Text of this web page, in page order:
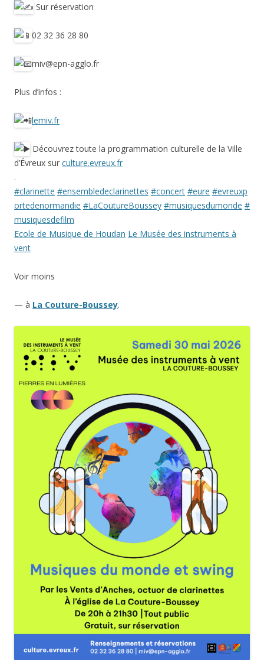
Sur réservation
02 32 36 28 80
miv@epn-agglo.fr
Plus d’infos :
lemiv.fr
Découvrez toute la programmation culturelle de la Ville
d’Évreux sur culture.evreux.fr
.
#clarinette #ensembledeclarinettes #concert #eure #evreuxp
ortedenormandie #LaCoutureBoussey #musiquesdumonde #
musiquesdefilm
Ecole de Musique de Houdan Le Musée des instruments à
vent
Voir moins
— à La Couture-Boussey.